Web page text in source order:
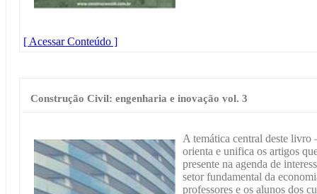
[ Acessar Conteúdo ]
Construção Civil: engenharia e inovação vol. 3
A temática central deste
orienta e unifica os artigos
presente na agenda de
setor fundamental da
professores e os alunos dos